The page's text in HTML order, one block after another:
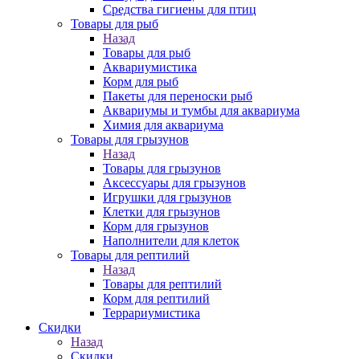
Средства гигиены для птиц
Товары для рыб
Назад
Товары для рыб
Аквариумистика
Корм для рыб
Пакеты для переноски рыб
Аквариумы и тумбы для аквариума
Химия для аквариума
Товары для грызунов
Назад
Товары для грызунов
Аксессуары для грызунов
Игрушки для грызунов
Клетки для грызунов
Корм для грызунов
Наполнители для клеток
Товары для рептилий
Назад
Товары для рептилий
Корм для рептилий
Террариумистика
Скидки
Назад
Скидки